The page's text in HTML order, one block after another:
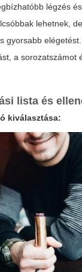
légzés
lehetnek,
gyorsabb
a sorozatszámot
lista és
kiválasztása: